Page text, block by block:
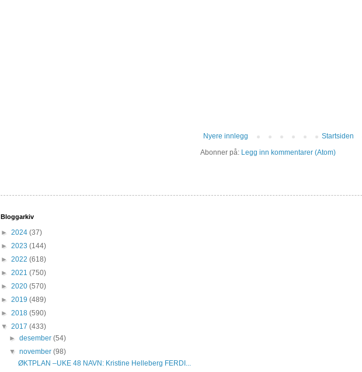
Nyere innlegg
Startsiden
Abonner på: Legg inn kommentarer (Atom)
Bloggarkiv
► 2024 (37)
► 2023 (144)
► 2022 (618)
► 2021 (750)
► 2020 (570)
► 2019 (489)
► 2018 (590)
▼ 2017 (433)
►desember(54)
▼november(98)
ØKTPLAN –UKE 48 NAVN: Kristine Helleberg FERDI...